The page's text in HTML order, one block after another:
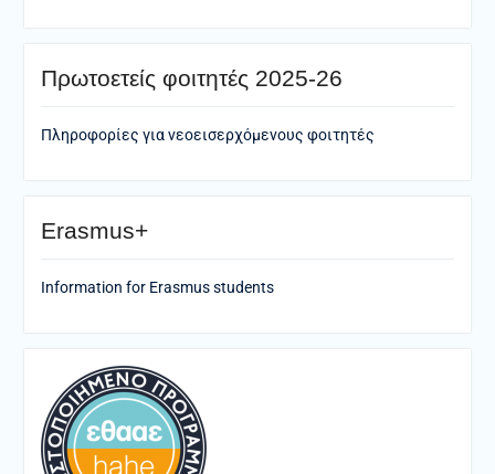
Πρωτοετείς φοιτητές 2025-26
Πληροφορίες για νεοεισερχόμενους φοιτητές
Erasmus+
Information for Erasmus students